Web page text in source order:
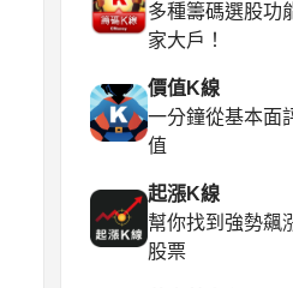
多種籌碼選股功
家大戶！
價值K線
一分鐘從基本面
值
起漲K線
幫你找到強勢飆
股票